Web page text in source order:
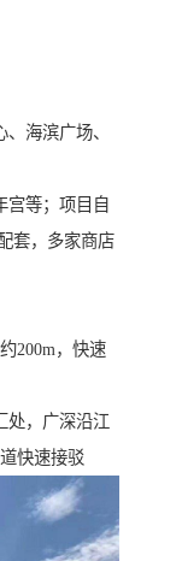
海滨广场、
宫等；项目自
套，多家商店
200m，快速
处，广深沿江
快速接驳